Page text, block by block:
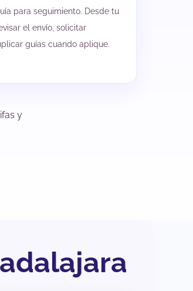
para seguimiento. Desde tu
el envío, solicitar
guías cuando aplique.
y